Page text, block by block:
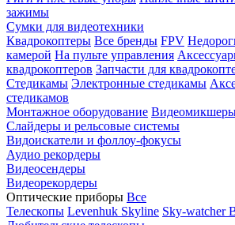
зажимы
Сумки для видеотехники
Квадрокоптеры Все бренды FPV
камерой На пульте управления
квадрокоптеров Запчасти для
Стедикамы Электронные стедикамы
стедикамов
Монтажное оборудование
Слайдеры и рельсовые системы
Видоискатели и фоллоу-фокусы
Аудио рекордеры
Видеосендеры
Видеорекордеры
Оптические приборы Все
Телескопы Levenhuk Skyline Sky-watcher